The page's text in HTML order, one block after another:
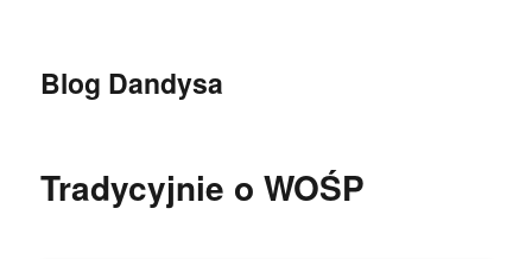
Blog Dandysa
Tradycyjnie o WOŚP